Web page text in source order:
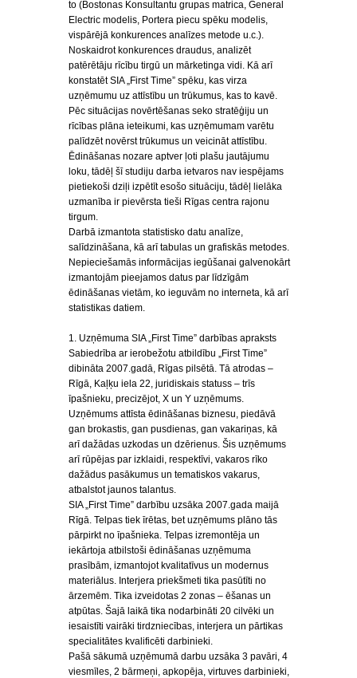
to (Bostonas Konsultantu grupas matrica, General
Electric modelis, Portera piecu spēku modelis,
vispārējā konkurences analīzes metode u.c.).
Noskaidrot konkurences draudus, analizēt
patērētāju rīcību tirgū un mārketinga vidi. Kā arī
konstatēt SIA „First Time” spēku, kas virza
uzņēmumu uz attīstību un trūkumus, kas to kavē.
Pēc situācijas novērtēšanas seko stratēģiju un
rīcības plāna ieteikumi, kas uzņēmumam varētu
palīdzēt novērst trūkumus un veicināt attīstību.
Ēdināšanas nozare aptver ļoti plašu jautājumu
loku, tādēļ šī studiju darba ietvaros nav iespējams
pietiekoši dziļi izpētīt esošo situāciju, tādēļ lielāka
uzmanība ir pievērsta tieši Rīgas centra rajonu
tirgum.
Darbā izmantota statistisko datu analīze,
salīdzināšana, kā arī tabulas un grafiskās metodes.
Nepieciešamās informācijas iegūšanai galvenokārt
izmantojām pieejamos datus par līdzīgām
ēdināšanas vietām, ko ieguvām no interneta, kā arī
statistikas datiem.
1. Uzņēmuma SIA „First Time” darbības apraksts
Sabiedrība ar ierobežotu atbildību „First Time”
dibināta 2007.gadā, Rīgas pilsētā. Tā atrodas –
Rīgā, Kaļķu iela 22, juridiskais statuss – trīs
īpašnieku, precizējot, X un Y uzņēmums.
Uzņēmums attīsta ēdināšanas biznesu, piedāvā
gan brokastis, gan pusdienas, gan vakariņas, kā
arī dažādas uzkodas un dzērienus. Šis uzņēmums
arī rūpējas par izklaidi, respektīvi, vakaros rīko
dažādus pasākumus un tematiskos vakarus,
atbalstot jaunos talantus.
SIA „First Time” darbību uzsāka 2007.gada maijā
Rīgā. Telpas tiek īrētas, bet uzņēmums plāno tās
pārpirkt no īpašnieka. Telpas izremontēja un
iekārtoja atbilstoši ēdināšanas uzņēmuma
prasībām, izmantojot kvalitatīvus un modernus
materiālus. Interjera priekšmeti tika pasūtīti no
ārzemēm. Tika izveidotas 2 zonas – ēšanas un
atpūtas. Šajā laikā tika nodarbināti 20 cilvēki un
iesaistīti vairāki tirdzniecības, interjera un pārtikas
specialitātes kvalificēti darbinieki.
Pašā sākumā uzņēmumā darbu uzsāka 3 pavāri, 4
viesmīles, 2 bārmeņi, apkopēja, virtuves darbinieki,